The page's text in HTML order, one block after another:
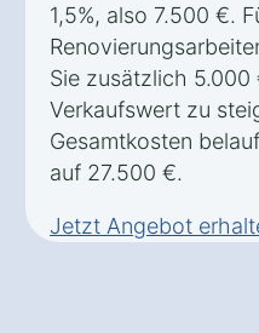
1,5%, also 7.500 €.
Sie zusätzlich 5.000
Verkaufswert zu
Gesamtkosten
auf 27.500 €.
Jetzt Angebot